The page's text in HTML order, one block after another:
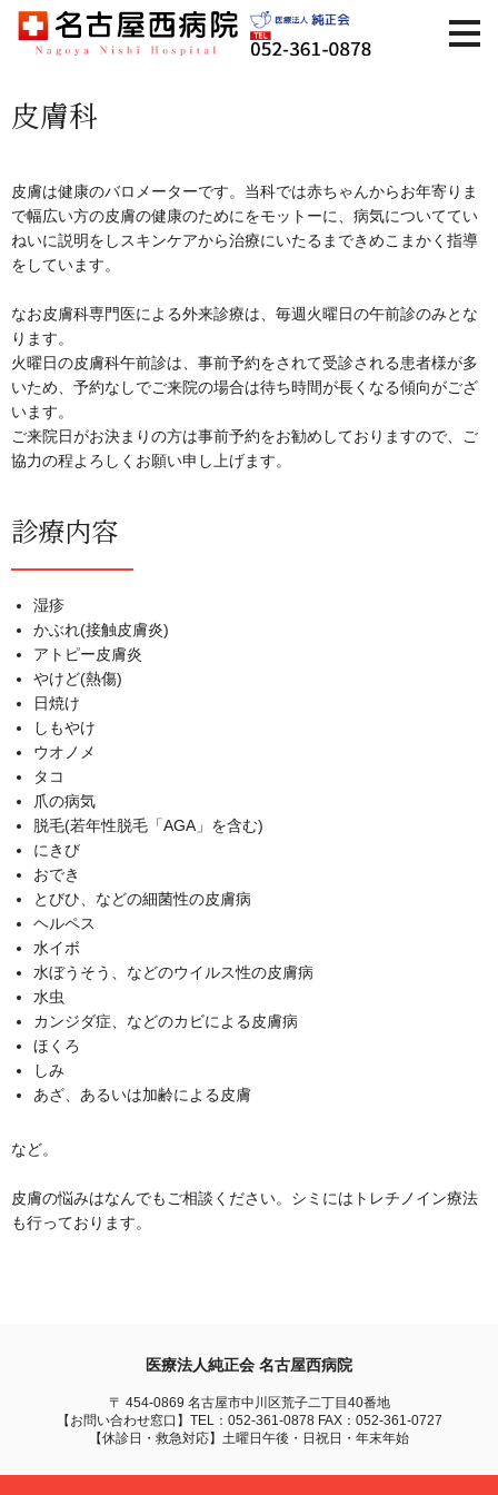
皮膚科
皮膚は健康のバロメーターです。当科では赤ちゃんからお年寄りま
で幅広い方の皮膚の健康のためにをモットーに、病気についててい
ねいに説明をしスキンケアから治療にいたるまできめこまかく指導
をしています。
なお皮膚科専門医による外来診療は、毎週火曜日の午前診のみとな
ります。
火曜日の皮膚科午前診は、事前予約をされて受診される患者様が多
いため、予約なしでご来院の場合は待ち時間が長くなる傾向がござ
います。
ご来院日がお決まりの方は事前予約をお勧めしておりますので、ご
協力の程よろしくお願い申し上げます。
診療内容
湿疹
かぶれ(接触皮膚炎)
アトピー皮膚炎
やけど(熱傷)
日焼け
しもやけ
ウオノメ
タコ
爪の病気
脱毛(若年性脱毛「AGA」を含む)
にきび
おでき
とびひ、などの細菌性の皮膚病
ヘルペス
水イボ
水ぼうそう、などのウイルス性の皮膚病
水虫
カンジダ症、などのカビによる皮膚病
ほくろ
しみ
あざ、あるいは加齢による皮膚
など。
皮膚の悩みはなんでもご相談ください。シミにはトレチノイン療法
も行っております。
医療法人純正会 名古屋西病院
〒 454-0869 名古屋市中川区荒子二丁目40番地
【お問い合わせ窓口】TEL：052-361-0878 FAX：052-361-0727
【休診日・救急対応】土曜日午後・日祝日・年末年始